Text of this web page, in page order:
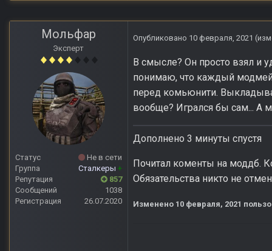
Мольфар
Эксперт
Статус
Не в сети
Группа
Сталкеры +
Репутация
857
Сообщений
1038
Регистрация
26.07.2020
Опубликовано 10 февраля, 2021
В смысле? Он просто взял и
понимаю, что каждый
перед комьюнити.
вообще? Игрался бы сам... А
Дополнено 3 минуты спустя
Почитал коменты на моддб.
Обязательства никто не
Изменено 10 февраля, 2021